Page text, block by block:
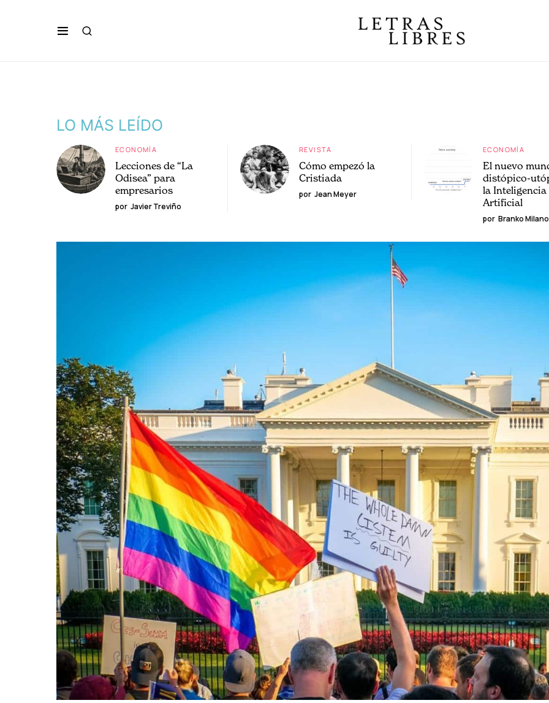
LO MÁS LEÍDO
ECONOMÍA
Lecciones de “La
Odisea” para
empresarios
por Javier Treviño
REVISTA
Cómo empezó la
Cristiada
por Jean Meyer
ECONOMÍA
El nuevo
distópico-
la Inteligencia
Artificial
por Branko